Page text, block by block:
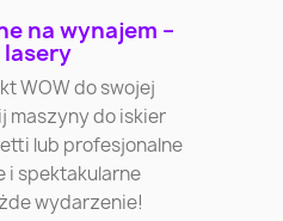
na wynajem –
WOW do swojej
maszyny do iskier
lub profesjonalne
i spektakularne
wydarzenie!